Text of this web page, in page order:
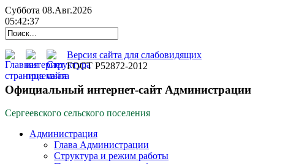
Суббота 08.Авг.2026
05:42:37
Версия сайта для слабовидящих
ГОСТ Р52872-2012
Официальный интернет-сайт Администрации
Сергеевского сельского поселения
Администрация
Глава Администрации
Структура и режим работы